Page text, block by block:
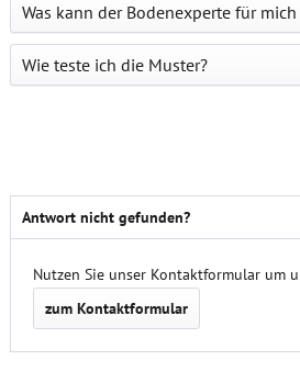
Was kann der Bodenexperte für
Wie teste ich die Muster?
Antwort nicht gefunden?
Nutzen Sie unser Kontaktformular um
zum Kontaktformular